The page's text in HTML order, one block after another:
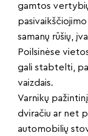
gamtos
samanų rūšių,
Poilsinėse
gali stabtelti,
vaizdais.
Varnikų
dviračiu ar net
automobilių